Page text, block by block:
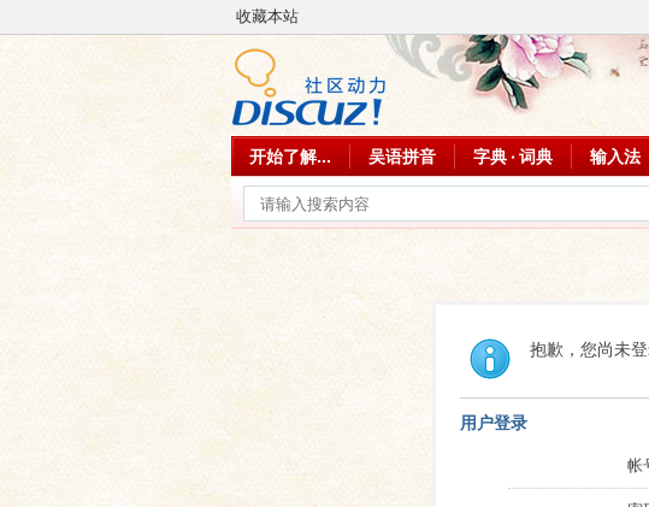
收藏本站
开始了解... 吴语拼音 字典 · 词典 输入法
抱歉，您尚未
用户登录
帐